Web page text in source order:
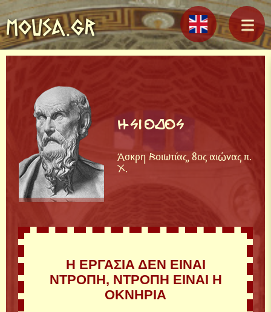
MOUSA.GR
ΗΣΙΟΔΟΣ
Άσκρη Βοιωτίας, 8ος αιώνας π.
Χ.
Η ΕΡΓΑΣΙΑ ΔΕΝ ΕΙΝΑΙ
ΝΤΡΟΠΗ, ΝΤΡΟΠΗ ΕΙΝΑΙ Η
ΟΚΝΗΡΙΑ